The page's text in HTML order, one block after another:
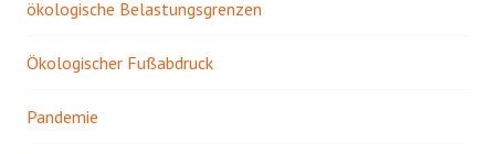
ökologische Belastungsgrenzen
Ökologischer Fußabdruck
Pandemie